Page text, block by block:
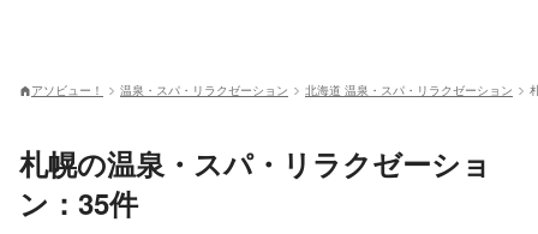
アソビュー！ 温泉・スパ・リラクゼーション 北海道 温泉・スパ・リラクゼーション
札幌の温泉・スパ・リラクゼーショ
ン：35件